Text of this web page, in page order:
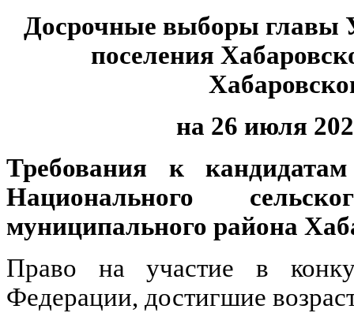
Досрочные выборы главы
поселения
на 26 июля
Требования к
Национального
муниципального района
Право на участие в
Федерации, достигшие